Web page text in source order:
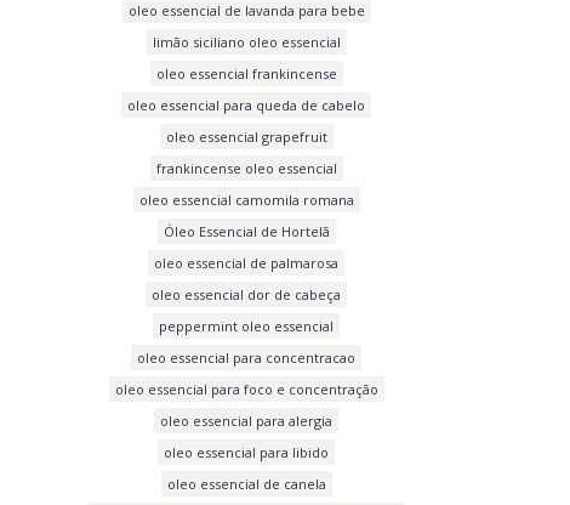
oleo essencial de lavanda para bebe
limão siciliano oleo essencial
oleo essencial frankincense
oleo essencial para queda de cabelo
oleo essencial grapefruit
frankincense oleo essencial
oleo essencial camomila romana
Óleo Essencial de Hortelã
oleo essencial de palmarosa
oleo essencial dor de cabeça
peppermint oleo essencial
oleo essencial para concentracao
oleo essencial para foco e concentração
oleo essencial para alergia
oleo essencial para libido
oleo essencial de canela